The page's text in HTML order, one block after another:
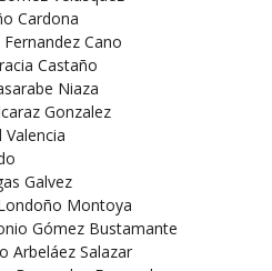
Cardona
Cano
Castaño
Niaza
Gonzalez
Valencia
Galvez
Montoya
Gómez Bustamante
Arbeláez Salazar